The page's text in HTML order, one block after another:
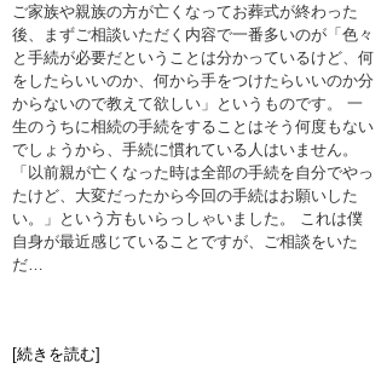
ご家族や親族の方が亡くなってお葬式が終わった
後、まずご相談いただく内容で一番多いのが「色々
と手続が必要だということは分かっているけど、何
をしたらいいのか、何から手をつけたらいいのか分
からないので教えて欲しい」というものです。 一
生のうちに相続の手続をすることはそう何度もない
でしょうから、手続に慣れている人はいません。
「以前親が亡くなった時は全部の手続を自分でやっ
たけど、大変だったから今回の手続はお願いした
い。」という方もいらっしゃいました。 これは僕
自身が最近感じていることですが、ご相談をいた
だ…
[続きを読む]